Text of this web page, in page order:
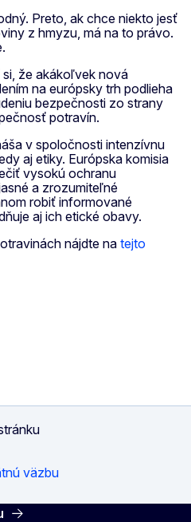
Preto, ak chce niekto jesť
z hmyzu, má na to právo.
že akákoľvek nová
na európsky trh podlieha
bezpečnosti zo strany
potravín.
v spoločnosti intenzívnu
aj etiky. Európska komisia
vysokú ochranu
a zrozumiteľné
robiť informované
aj ich etické obavy.
nájdte na tejto
väzbu